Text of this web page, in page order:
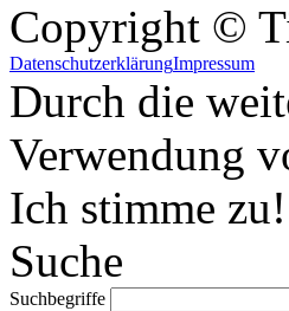
Copyright ©
DatenschutzerklärungImpressum
Durch die
Verwendung
Ich stimme zu!
Suche
Suchbegriffe